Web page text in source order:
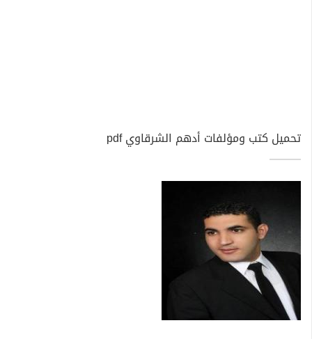
تحميل كتب ومؤلفات أدهم الشرقاوي pdf